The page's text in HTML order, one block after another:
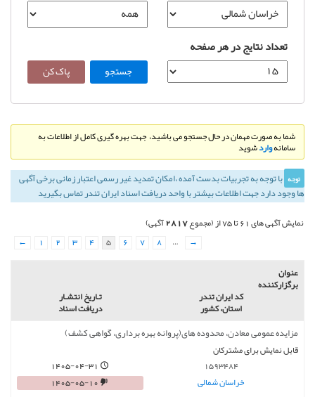
تعداد نتایج در هر صفحه
شما به صورت مهمان در حال جستجو می باشید، جهت بهره گیری کامل از اطلاعات به
سامانهواردشوید
توجه با توجه به تجربيات بدست آمده ،‌امكان تمديد غير رسمی اعتبار زمانی برخی آگهی
ها وجود دارد جهت اطلاعات بیشتر با واحد دریافت اسناد ایران تندر تماس بگیرید
نمایش آگهی های 61 تا 75 از (مجموع 2817آگهی)
←
1 2 3 4 5 6 7 8 … →
عنوان
برگزارکننده
کد ایران تندر
استان، کشور
تـاريخ انتشـار
دریافت اسناد
مزایده عمومی معادن، محدوده های(پروانه بهره برداری، گواهی کشف)
قابل نمایش برای مشترکان
1593484
خراسان شمالی
1405-04-31
1405-05-10